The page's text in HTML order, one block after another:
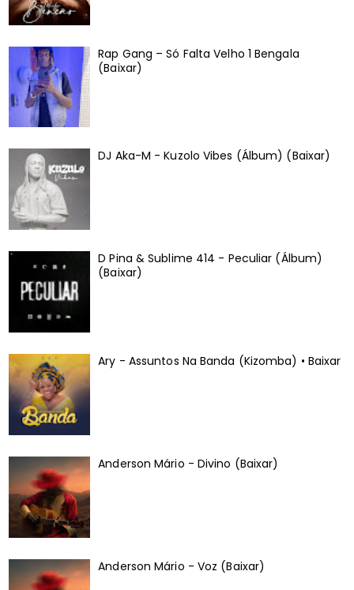
Rap Gang – Só Falta Velho 1 Bengala
(Baixar)
DJ Aka-M - Kuzolo Vibes (Álbum) (Baixar)
D Pina & Sublime 414 - Peculiar (Álbum)
(Baixar)
Ary - Assuntos Na Banda (Kizomba) • Baixar
Anderson Mário - Divino (Baixar)
Anderson Mário - Voz (Baixar)